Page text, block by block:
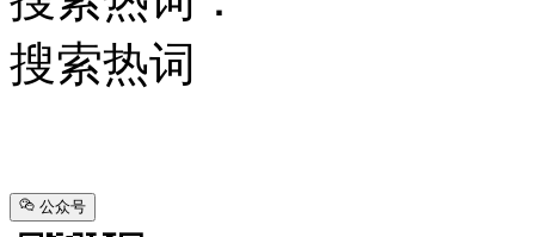
搜索热词
公众号